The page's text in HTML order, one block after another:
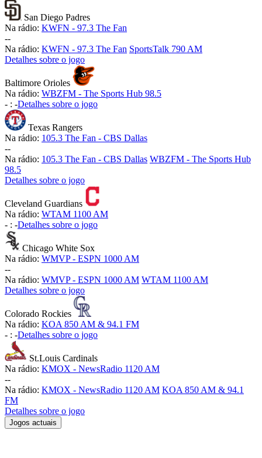
San Diego Padres
Na rádio: KWFN - 97.3 The Fan
--
Na rádio: KWFN - 97.3 The Fan SportsTalk 790 AM
Detalhes sobre o jogo
Baltimore Orioles
Na rádio: WBZFM - The Sports Hub 98.5
- : -Detalhes sobre o jogo
Texas Rangers
Na rádio: 105.3 The Fan - CBS Dallas
--
Na rádio: 105.3 The Fan - CBS Dallas WBZFM - The Sports Hub
98.5
Detalhes sobre o jogo
Cleveland Guardians
Na rádio: WTAM 1100 AM
- : -Detalhes sobre o jogo
Chicago White Sox
Na rádio: WMVP - ESPN 1000 AM
--
Na rádio: WMVP - ESPN 1000 AM WTAM 1100 AM
Detalhes sobre o jogo
Colorado Rockies
Na rádio: KOA 850 AM & 94.1 FM
- : -Detalhes sobre o jogo
St.Louis Cardinals
Na rádio: KMOX - NewsRadio 1120 AM
--
Na rádio: KMOX - NewsRadio 1120 AM KOA 850 AM & 94.1
FM
Detalhes sobre o jogo
Jogos actuais